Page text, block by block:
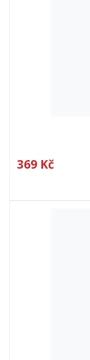
369 Kč